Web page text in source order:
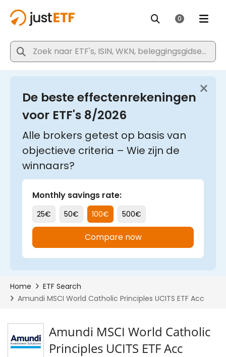
Amundi MSCI World Catholic
Principles UCITS ETF Acc